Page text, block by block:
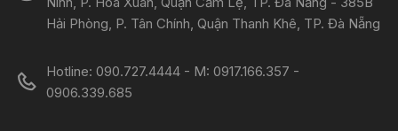
Hải Phòng, P. Tân Chính, Quận Thanh Khê, TP. Đà Nẵng
Hotline: 090.727.4444 - M: 0917.166.357 -
0906.339.685